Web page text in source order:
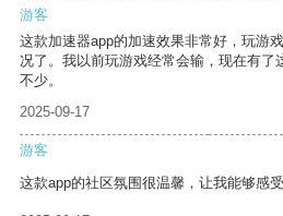
游客
这款加速器app的加速效果非常好，玩游
况了。我以前玩游戏经常会输，现在有了
不少。
2025-09-17
游客
这款app的社区氛围很温馨，让我能够感受